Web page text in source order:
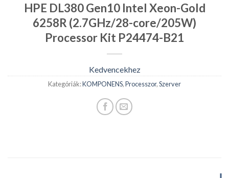
HPE DL380 Gen10 Intel Xeon-Gold
6258R (2.7GHz/28-core/205W)
Processor Kit P24474-B21
Kedvencekhez
Kategóriák:KOMPONENS,Processzor,Szerver